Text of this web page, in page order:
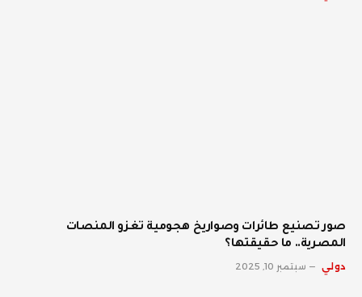
صور تصنيع طائرات وصواريخ هجومية تغزو المنصات
المصرية.. ما حقيقتها؟
دولي سبتمبر 10, 2025